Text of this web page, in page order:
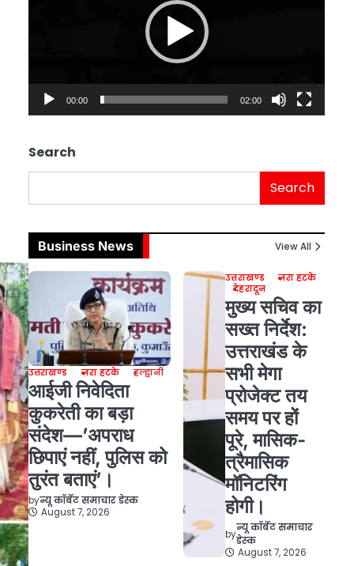
00:00 02:00
Search
Search
Business News View All
उत्तराखण्ड ज़रा हटके हल्द्वानी
आईजी निवेदिता
कुकरेती का बड़ा
संदेश—’अपराध
छिपाएं नहीं, पुलिस को
तुरंत बताएं’।
byन्यू कॉर्बेट समाचार डेस्क
August 7, 2026
उत्तराखण्ड
ज़रा हटके
देहरादून
मुख्य सचिव का
सख्त निर्देश:
उत्तराखंड के
सभी मेगा
प्रोजेक्ट तय
समय पर हों
पूरे, मासिक-
त्रैमासिक
मॉनिटरिंग
होगी।
by
न्यू कॉर्बेट समाचार
डेस्क
August 7, 2026